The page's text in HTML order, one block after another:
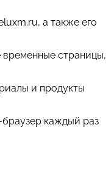
а также его
временные страницы,
и продукты
каждый раз